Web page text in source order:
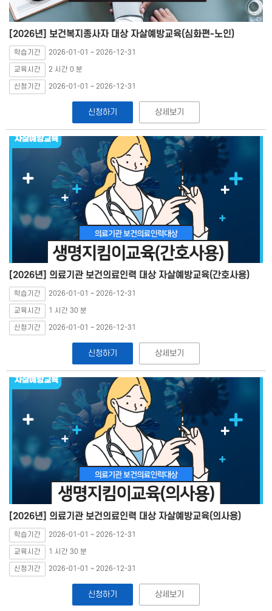
[2026년] 보건복지종사자 대상 자살예방교육(심화편-노인)
학습기간 2026-01-01 ~ 2026-12-31
교육시간 2 시간 0 분
신청기간 2026-01-01 ~ 2026-12-31
신청하기 상세보기
[2026년] 의료기관 보건의료인력 대상 자살예방교육(간호사용)
학습기간 2026-01-01 ~ 2026-12-31
교육시간 1 시간 30 분
신청기간 2026-01-01 ~ 2026-12-31
신청하기 상세보기
[2026년] 의료기관 보건의료인력 대상 자살예방교육(의사용)
학습기간 2026-01-01 ~ 2026-12-31
교육시간 1 시간 30 분
신청기간 2026-01-01 ~ 2026-12-31
신청하기 상세보기